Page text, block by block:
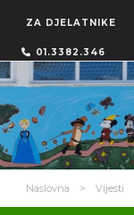
ZA DJELATNIKE
01.3382.346
Naslovna > Vijesti